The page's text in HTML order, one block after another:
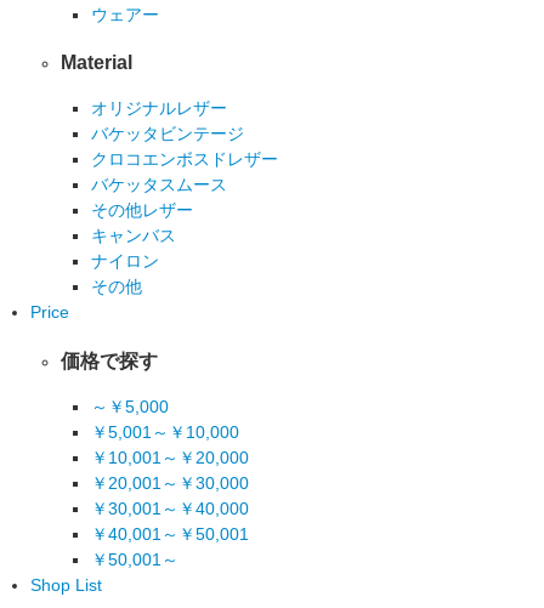
ウェアー
Material
オリジナルレザー
バケッタビンテージ
クロコエンボスドレザー
バケッタスムース
その他レザー
キャンバス
ナイロン
その他
Price
価格で探す
～￥5,000
￥5,001～￥10,000
￥10,001～￥20,000
￥20,001～￥30,000
￥30,001～￥40,000
￥40,001～￥50,001
￥50,001～
Shop List